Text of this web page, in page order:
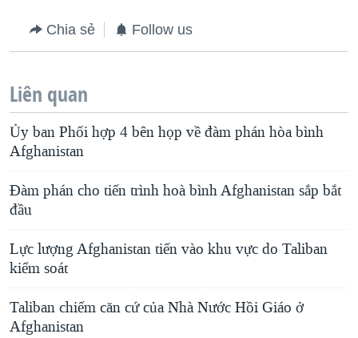
Chia sẻ Follow us
Liên quan
Ủy ban Phối hợp 4 bên họp về đàm phán hòa bình
Afghanistan
Đàm phán cho tiến trình hoà bình Afghanistan sắp bắt
đầu
Lực lượng Afghanistan tiến vào khu vực do Taliban
kiểm soát
Taliban chiếm căn cứ của Nhà Nước Hồi Giáo ở
Afghanistan